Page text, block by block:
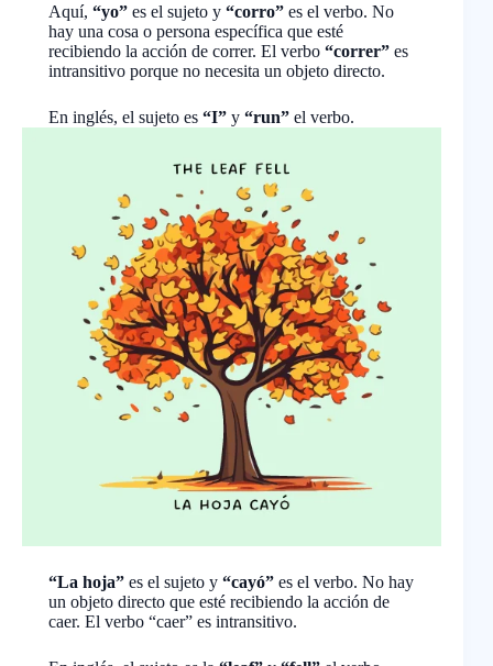
Aquí, “yo” es el sujeto y “corro” es el verbo. No
hay una cosa o persona específica que esté
recibiendo la acción de correr. El verbo “correr” es
intransitivo porque no necesita un objeto directo.
En inglés, el sujeto es “I” y “run” el verbo.
“La hoja” es el sujeto y “cayó” es el verbo. No hay
un objeto directo que esté recibiendo la acción de
caer. El verbo “caer” es intransitivo.